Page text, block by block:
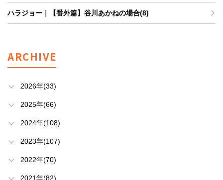
ハラジョー｜【番外篇】谷川あかねの場合(8)
ARCHIVE
2026年(33)
2025年(66)
2024年(108)
2023年(107)
2022年(70)
2021年(82)